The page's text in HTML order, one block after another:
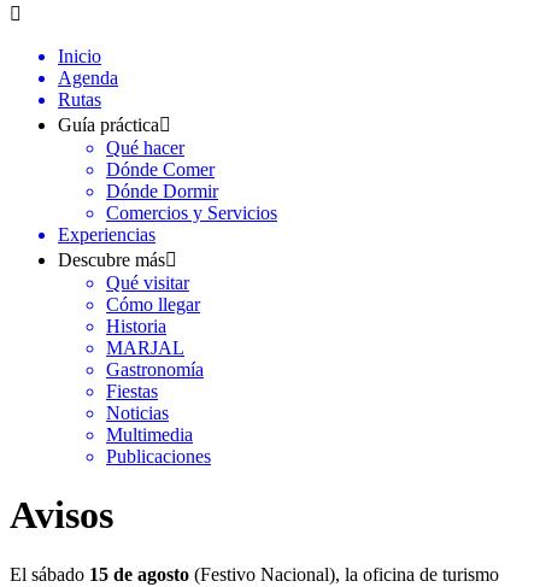
Inicio
Agenda
Rutas
Guía práctica
Qué hacer
Dónde Comer
Dónde Dormir
Comercios y Servicios
Experiencias
Descubre más
Qué visitar
Cómo llegar
Historia
MARJAL
Gastronomía
Fiestas
Noticias
Multimedia
Publicaciones
Avisos
El sábado 15 de agosto (Festivo Nacional), la oficina de turismo